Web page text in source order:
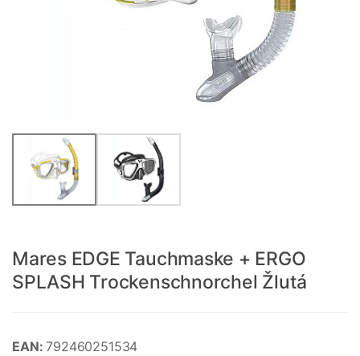
Mares EDGE Tauchmaske + ERGO
SPLASH Trockenschnorchel Žlutá
EAN: 792460251534